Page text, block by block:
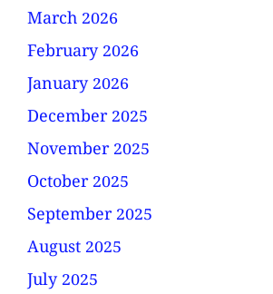
March 2026
February 2026
January 2026
December 2025
November 2025
October 2025
September 2025
August 2025
July 2025